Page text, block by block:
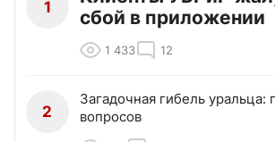
1
сбой в приложении
1 433 12
2
Загадочная гибель уральца:
вопросов